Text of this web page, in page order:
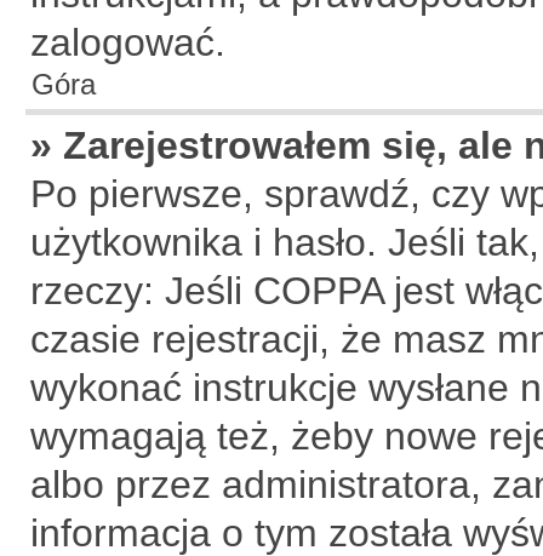
zalogować.
Góra
» Zarejestrowałem się, ale
Po pierwsze, sprawdź, czy
użytkownika i hasło. Jeśli
rzeczy: Jeśli COPPA jest
czasie rejestracji, że masz
wykonać instrukcje wysłane
wymagają też, żeby nowe
albo przez administratora,
informacja o tym została